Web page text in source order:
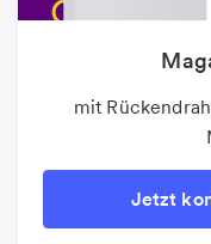
mit
Jetzt